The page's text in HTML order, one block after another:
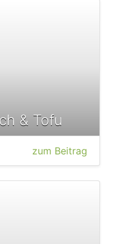
& Tofu
zum Beitrag